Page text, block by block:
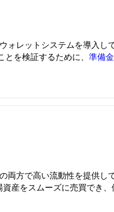
ォレットシステムを導入し
を検証するために、 準備
両方で高い流動性を提供し
産をスムーズに売買でき、